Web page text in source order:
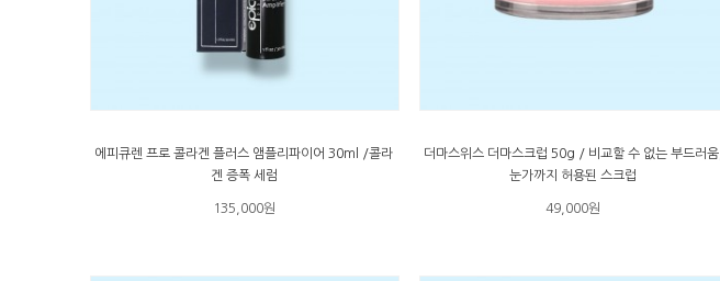
에피큐렌 프로 콜라겐 플러스 앰플리파이어 30ml /콜라
겐 증폭 세럼
135,000원
더마스위스 더마스크럽 50g / 비교할 수 없는 부드러움,
눈가까지 허용된 스크럽
49,000원